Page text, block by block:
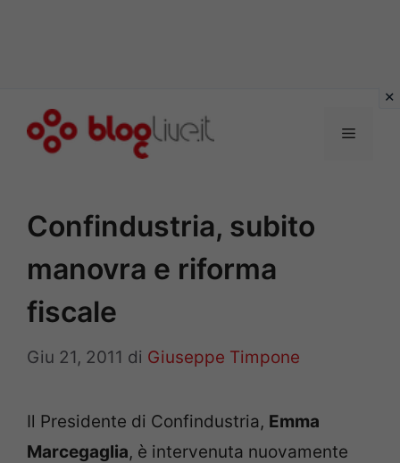
Menu
Confindustria, subito
manovra e riforma
fiscale
Giu 21, 2011 di Giuseppe Timpone
Il Presidente di Confindustria, Emma
Marcegaglia, è intervenuta nuovamente